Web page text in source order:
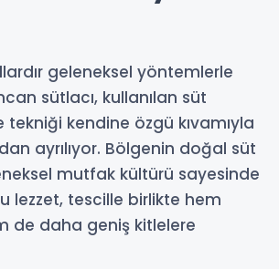
geleneksel yöntemlerle
sütlacı, kullanılan süt
tekniği kendine özgü kıvamıyla
ayrılıyor. Bölgenin doğal süt
mutfak kültürü sayesinde
lezzet, tescille birlikte hem
de daha geniş kitlelere